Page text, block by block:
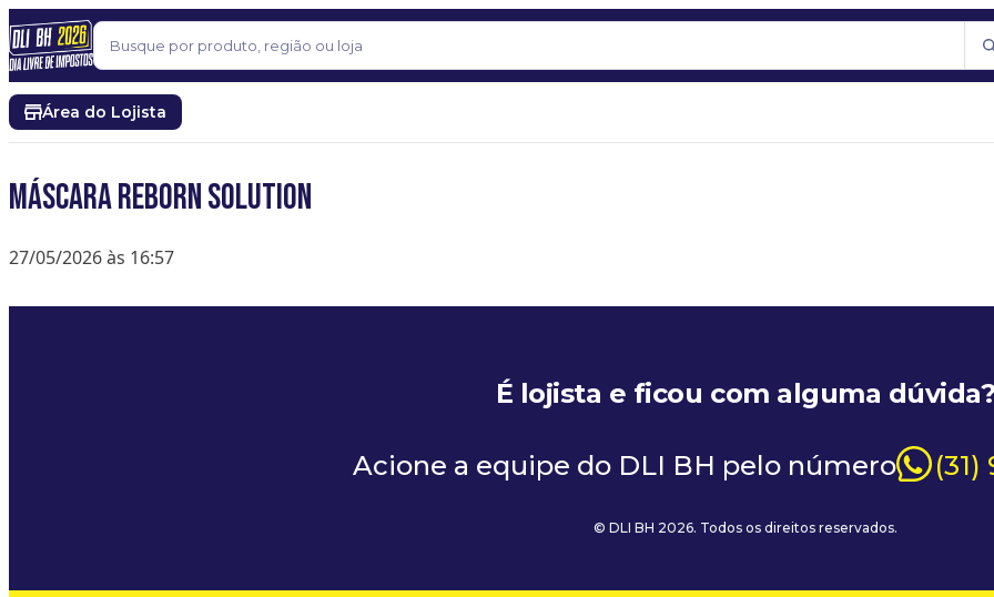
Pular para o conteúdo
Buscar
Área do Lojista
Máscara Reborn Solution
27/05/2026 às 16:57
É lojista e ficou com alguma dúvida?
Acione a equipe do DLI BH pelo número (31)
© DLI BH 2026. Todos os direitos reservados.